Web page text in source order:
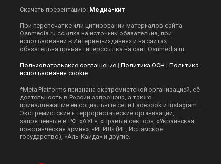
Скачать презентацию: Медиа-кит
При перепечатке или цитировании материалов сайта
Оsnmedia.ru ссылка на источник обязательна, при
использовании в Интернет-изданиях и на сайтах
обязательна прямая гиперссылка на сайт Оsnmedia.ru.
Пользовательское соглашение | Политика ОСН | Политика
использования cookie
*Meta Platforms признана экстремистской организацией, её
деятельность в России запрещена, а также
принадлежащие ей социальные сети Facebook и Instagram.
Экстремистские и террористические организации,
запрещенные в РФ: «АУЕ», «Правый сектор», «Украинская
повстанческая армия», «ИГИЛ» (ИГ, Исламское
государство), «Аль-Каида» и другие.